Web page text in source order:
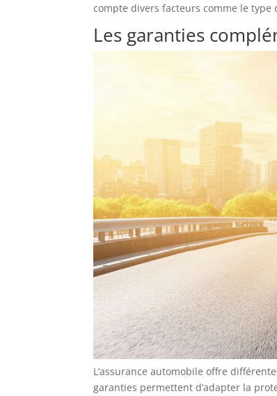
compte divers facteurs comme le type
Les garanties
L’assurance automobile offre
garanties permettent d’adapter la